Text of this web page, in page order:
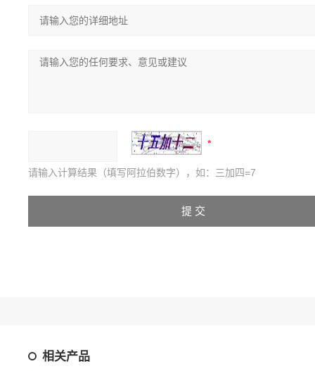
请输入计算结果（填写阿拉伯数字），如：三加四=7
相关产品